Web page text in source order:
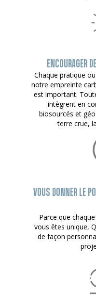
ENCOURAGER
Chaque pratique
notre empreinte
est important.
intègrent en
biosourcés et
terre crue,
VOUS DONNER LE
Parce que
vous êtes unique,
de façon